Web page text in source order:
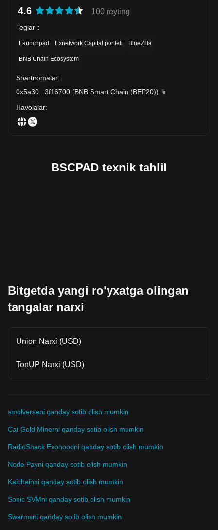
4.6 100 reyting
Teglar ：
Launchpad Exnetwork Capital portfeli BlueZilla
BNB Chain Ecosystem
Shartnomalar:
0x5a30
3f16700 (BNB Smart Chain (BEP20))
Havolalar:
BSCPAD texnik tahlil
Bitgetda yangi ro'yxatga olingan
tangalar narxi
Union Narxi (USD)
TonUP Narxi (USD)
smolverseni qanday sotib olish mumkin
Cat Gold Minerni qanday sotib olish mumkin
RadioShack Exohoodni qanday sotib olish mumkin
Node Payni qanday sotib olish mumkin
Kaichainni qanday sotib olish mumkin
Sonic SVMni qanday sotib olish mumkin
Swarmsni qanday sotib olish mumkin